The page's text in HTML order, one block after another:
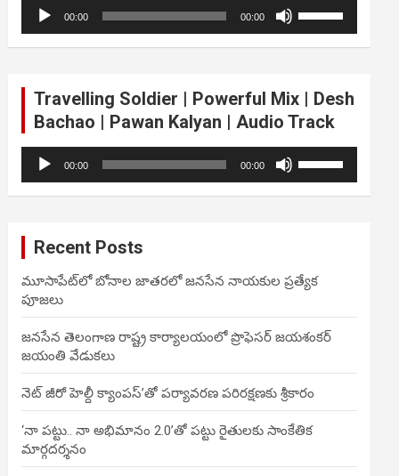
Audio
Player
00:00 00:00
Arrow
increase
or
Travelling Soldier | Powerful Mix | Desh
Bachao | Pawan Kalyan | Audio Track
Audio
Player
00:00 00:00
Arrow
decrease
Recent Posts
మూసాపేట్‌లో బోనాల జాతరలో జనసేన నాయకుల ప్రత్యేక
పూజలు
జనసేన తెలంగాణ రాష్ట్ర కార్యాలయంలో ప్రొఫెసర్ జయశంకర్
జయంతి వేడుకలు
నెట్ జీరో హెల్దీ క్యాంపస్’తో పర్యావరణ పరిరక్షణకు శ్రీకారం
‘నా పట్టు.. నా అభిమానం 2.0’తో పట్టు రైతులకు సాంకేతిక
మార్గదర్శనం